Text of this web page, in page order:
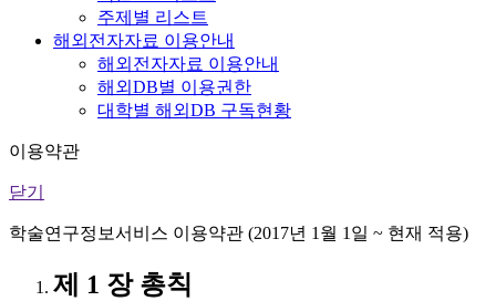
주제별 리스트
해외전자자료 이용안내
해외전자자료 이용안내
해외DB별 이용권한
대학별 해외DB 구독현황
이용약관
닫기
학술연구정보서비스 이용약관 (2017년 1월 1일 ~ 현재 적용)
제 1 장 총칙